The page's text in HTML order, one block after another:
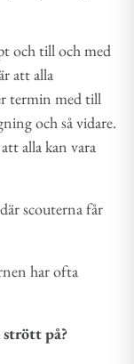
och till och med
att alla
termin med till
och så vidare.
alla kan vara
scouterna får
har ofta
på?